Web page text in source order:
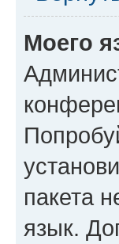
Моего
пакета
язык.